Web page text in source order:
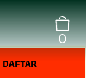
0
DAFTAR